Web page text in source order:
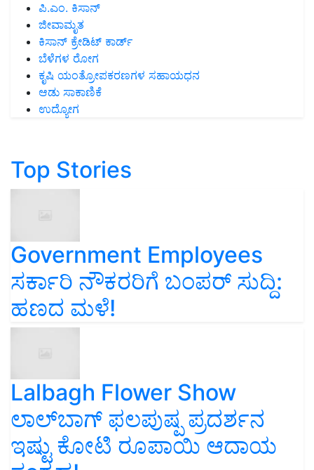
ಜೀವಾಮೃತ
ಕಿಸಾನ್ ಕ್ರೇಡಿಟ್ ಕಾರ್ಡ್
ಬೆಳೆಗಳ ರೋಗ
ಕೃಷಿ ಯಂತ್ರೋಪಕರಣಗಳ ಸಹಾಯಧನ
ಆಡು ಸಾಕಾಣಿಕೆ
ಉದ್ಯೋಗ
Top Stories
Government Employees
ಸರ್ಕಾರಿ ನೌಕರರಿಗೆ ಬಂಪರ್‌ ಸುದ್ದಿ:
ಹಣದ ಮಳೆ!
Lalbagh Flower Show
ಲಾಲ್‌ಬಾಗ್ ಫಲಪುಷ್ಪ ಪ್ರದರ್ಶನ
ಇಷ್ಟು ಕೋಟಿ ರೂಪಾಯಿ ಆದಾಯ
ಸಂಗ್ರಹ!